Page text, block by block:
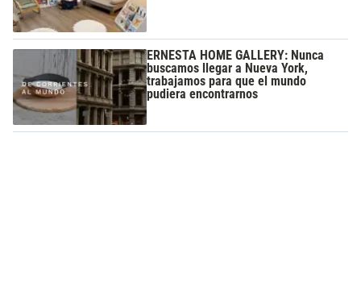
ERNESTA HOME GALLERY: Nunca
buscamos llegar a Nueva York,
trabajamos para que el mundo
pudiera encontrarnos